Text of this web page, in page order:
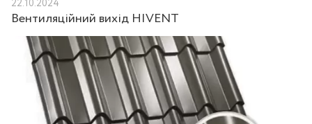
22.10.2024
Вентиляційний вихід HIVENT